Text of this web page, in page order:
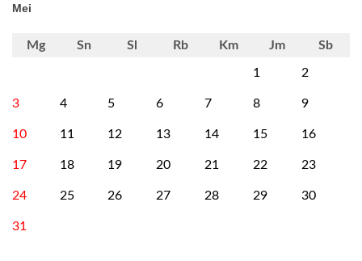
Mei
Mg Sn Sl Rb Km Jm Sb
1 2
3 4 5 6 7 8 9
10 11 12 13 14 15 16
17 18 19 20 21 22 23
24 25 26 27 28 29 30
31